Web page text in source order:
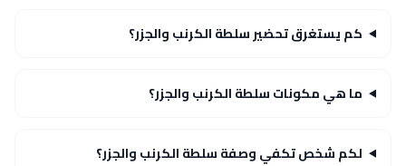
كم يستغرق تحضير سلطة الكرنب والجزر؟
ما هي مكونات سلطة الكرنب والجزر؟
لكم شخص تكفي وصفة سلطة الكرنب والجزر؟